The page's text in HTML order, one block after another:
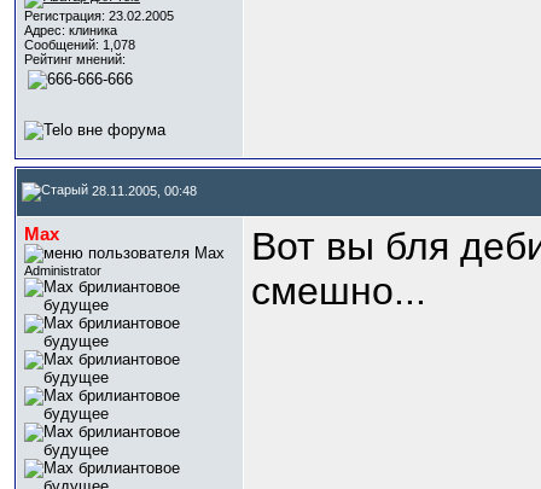
Регистрация: 23.02.2005
Адрес: клиника
Сообщений: 1,078
Рейтинг мнений:
28.11.2005, 00:48
Max
Administrator
Вот вы бля
смешно...